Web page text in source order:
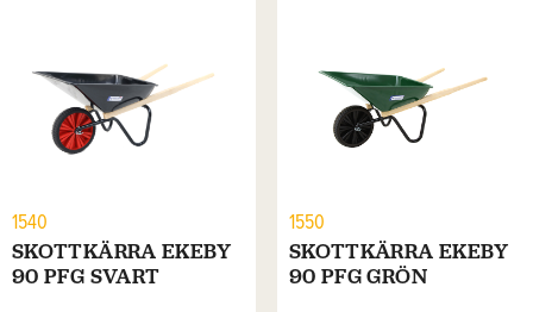
1540
SKOTTKÄRRA EKEBY
90 PFG SVART
1550
SKOTTKÄRRA EKEBY
90 PFG GRÖN